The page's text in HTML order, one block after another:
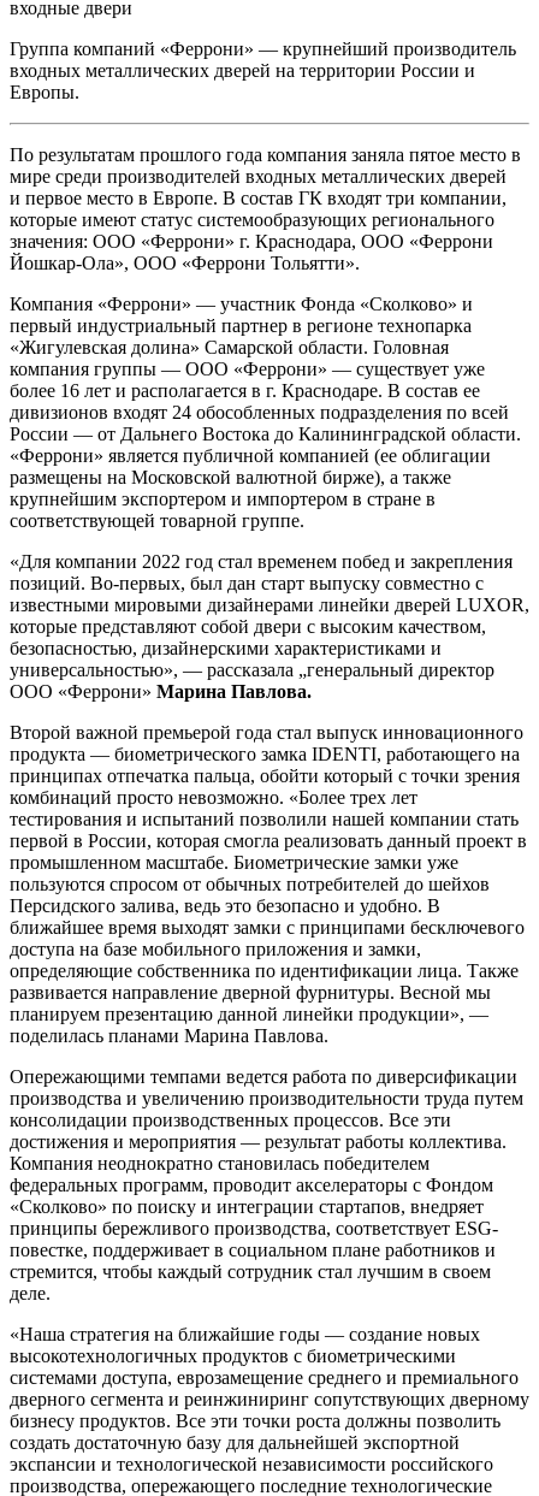
входные двери
Группа компаний «Феррони» — крупнейший производитель
входных металлических дверей на территории России и
Европы.
По результатам прошлого года компания заняла пятое место в
мире среди производителей входных металлических дверей
и первое место в Европе. В состав ГК входят три компании,
которые имеют статус системообразующих регионального
значения: ООО «Феррони» г. Краснодара, ООО «Феррони
Йошкар-Ола», ООО «Феррони Тольятти».
Компания «Феррони» — участник Фонда «Сколково» и
первый индустриальный партнер в регионе технопарка
«Жигулевская долина» Самарской области. Головная
компания группы — ООО «Феррони» — существует уже
более 16 лет и располагается в г. Краснодаре. В состав ее
дивизионов входят 24 обособленных подразделения по всей
России — от Дальнего Востока до Калининградской области.
«Феррони» является публичной компанией (ее облигации
размещены на Московской валютной бирже), а также
крупнейшим экспортером и импортером в стране в
соответствующей товарной группе.
«Для компании 2022 год стал временем побед и закрепления
позиций. Во-первых, был дан старт выпуску совместно с
известными мировыми дизайнерами линейки дверей LUXOR,
которые представляют собой двери с высоким качеством,
безопасностью, дизайнерскими характеристиками и
универсальностью», — рассказала „генеральный директор
ООО «Феррони» Марина Павлова.
Второй важной премьерой года стал выпуск инновационного
продукта — биометрического замка IDENTI, работающего на
принципах отпечатка пальца, обойти который с точки зрения
комбинаций просто невозможно. «Более трех лет
тестирования и испытаний позволили нашей компании стать
первой в России, которая смогла реализовать данный проект в
промышленном масштабе. Биометрические замки уже
пользуются спросом от обычных потребителей до шейхов
Персидского залива, ведь это безопасно и удобно. В
ближайшее время выходят замки с принципами бесключевого
доступа на базе мобильного приложения и замки,
определяющие собственника по идентификации лица. Также
развивается направление дверной фурнитуры. Весной мы
планируем презентацию данной линейки продукции», —
поделилась планами Марина Павлова.
Опережающими темпами ведется работа по диверсификации
производства и увеличению производительности труда путем
консолидации производственных процессов. Все эти
достижения и мероприятия — результат работы коллектива.
Компания неоднократно становилась победителем
федеральных программ, проводит акселераторы с Фондом
«Сколково» по поиску и интеграции стартапов, внедряет
принципы бережливого производства, соответствует ESG-
повестке, поддерживает в социальном плане работников и
стремится, чтобы каждый сотрудник стал лучшим в своем
деле.
«Наша стратегия на ближайшие годы — создание новых
высокотехнологичных продуктов с биометрическими
системами доступа, еврозамещение среднего и премиального
дверного сегмента и реинжиниринг сопутствующих дверному
бизнесу продуктов. Все эти точки роста должны позволить
создать достаточную базу для дальнейшей экспортной
экспансии и технологической независимости российского
производства, опережающего последние технологические